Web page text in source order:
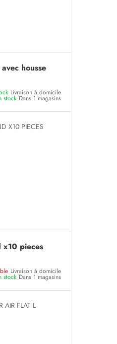
housse
Livraison à domicile
stock Dans 1 magasins
x10 pieces
Livraison à domicile
stock Dans 1 magasins